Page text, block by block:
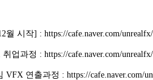
월 시작] : https://cafe.naver.com/unrealfx/
취업과정 : https://cafe.naver.com/unrealfx/
VFX 연출과정 : https://cafe.naver.com/un